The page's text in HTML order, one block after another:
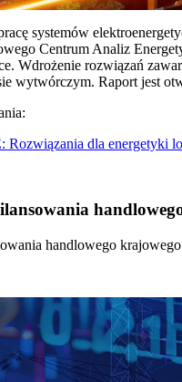
pracę systemów
Centrum Analiz
Wdrożenie rozwiązań
wytwórczym. Raport jest
dla energetyki
handlowego